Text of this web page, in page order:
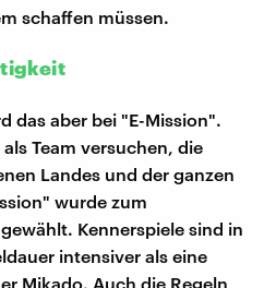
schaffen müssen.
das aber bei "E-Mission".
Team versuchen, die
Landes und der ganzen
wurde zum
Kennerspiele sind in
intensiver als eine
Mikado. Auch die Regeln